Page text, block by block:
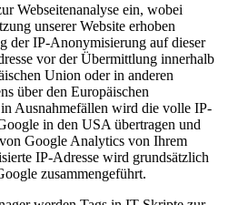
Webseitenanalyse ein, wobei
unserer Website erhoben
der IP-Anonymisierung auf dieser
vor der Übermittlung innerhalb
Union oder in anderen
über den Europäischen
Ausnahmefällen wird die volle IP-
in den USA übertragen und
Google Analytics von Ihrem
IP-Adresse wird grundsätzlich
zusammengeführt.